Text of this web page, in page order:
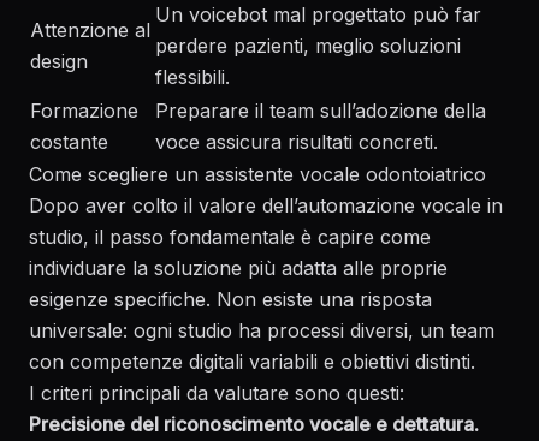
Attenzione al
design
Un voicebot mal progettato può far
perdere pazienti, meglio soluzioni
flessibili.
Formazione
costante
Preparare il team sull’adozione della
voce assicura risultati concreti.
Come scegliere un assistente vocale odontoiatrico
Dopo aver colto il valore dell’automazione vocale in
studio, il passo fondamentale è capire come
individuare la soluzione più adatta alle proprie
esigenze specifiche. Non esiste una risposta
universale: ogni studio ha processi diversi, un team
con competenze digitali variabili e obiettivi distinti.
I criteri principali da valutare sono questi:
Precisione del riconoscimento vocale e dettatura.